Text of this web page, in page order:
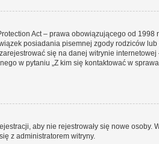
Act – prawa obowiązującego od
posiadania pisemnej zgody rodziców
się na danej witrynie
w pytaniu „Z kim się kontaktować w
aby nie rejestrowały się nowe
z administratorem witryny.